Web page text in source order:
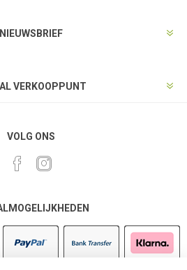
NIEUWSBRIEF
VERKOOPPUNT
VOLG ONS